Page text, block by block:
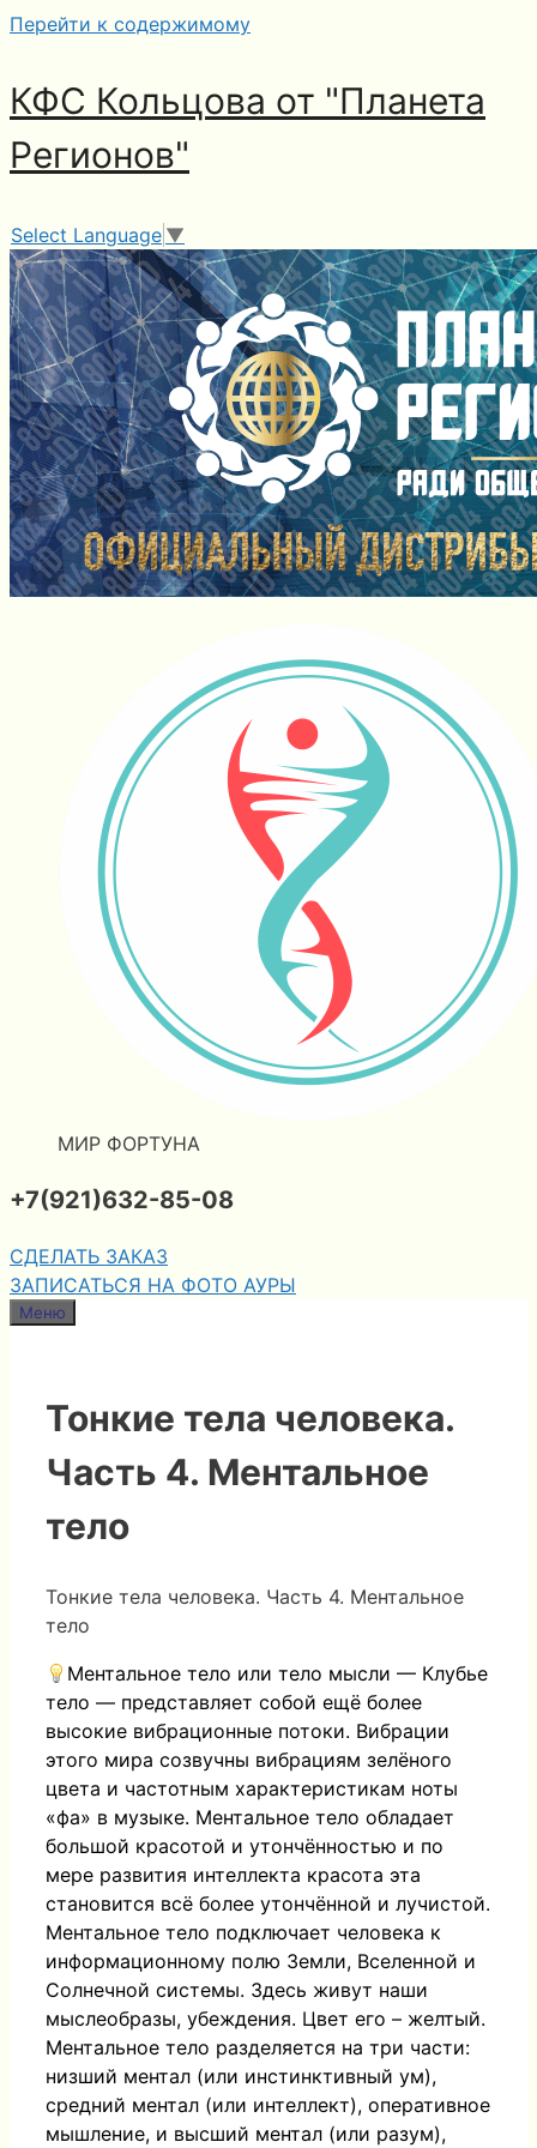
Перейти к содержимому
КФС Кольцова от "Планета
Регионов"
Select Language ▼
МИР ФОРТУНА
+7(921)632-85-08
СДЕЛАТЬ ЗАКАЗ
ЗАПИСАТЬСЯ НА ФОТО АУРЫ
Меню
Тонкие тела человека.
Часть 4. Ментальное
тело
Тонкие тела человека. Часть 4. Ментальное
тело
Ментальное тело или тело мысли — Клубье
тело — представляет собой ещё более
высокие вибрационные потоки. Вибрации
этого мира созвучны вибрациям зелёного
цвета и частотным характеристикам ноты
«фа» в музыке. Ментальное тело обладает
большой красотой и утончённостью и по
мере развития интеллекта красота эта
становится всё более утончённой и лучистой.
Ментальное тело подключает человека к
информационному полю Земли, Вселенной и
Солнечной системы. Здесь живут наши
мыслеобразы, убеждения. Цвет его – желтый.
Ментальное тело разделяется на три части:
низший ментал (или инстинктивный ум),
средний ментал (или интеллект), оперативное
мышление, и высший ментал (или разум),